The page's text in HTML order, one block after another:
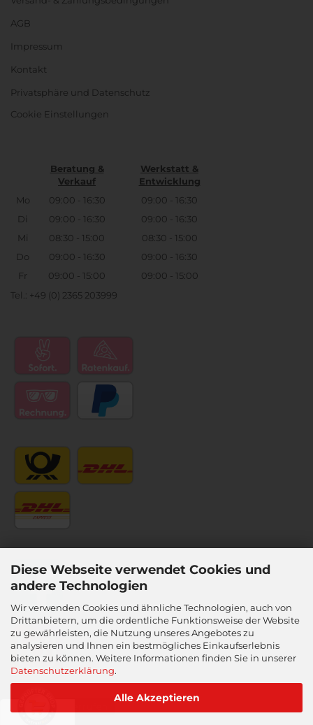
Diese Webseite verwendet Cookies und
andere Technologien
Wir verwenden Cookies und ähnliche Technologien, auch von
Drittanbietern, um die ordentliche Funktionsweise der Website
zu gewährleisten, die Nutzung unseres Angebotes zu
analysieren und Ihnen ein bestmögliches Einkaufserlebnis
bieten zu können. Weitere Informationen finden Sie in unserer
Datenschutzerklärung.
Alle Akzeptieren
AGB
Impressum
Kontakt
Privatsphäre und Datenschutz
Cookie Einstellungen
Beratung &
Verkauf
Werkstatt &
Entwicklung
Mo
09:00 - 16:30
09:00 - 16:30
Di
09:00 - 16:30
09:00 - 16:30
Mi
08:30 - 15:00
08:30 - 15:00
Do
09:00 - 16:30
09:00 - 16:30
Fr
09:00 - 15:00
09:00 - 15:00
Tel.: +49 (0) 2365 203999